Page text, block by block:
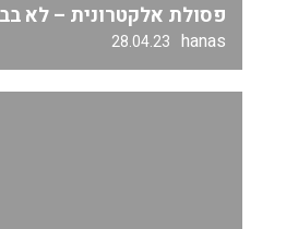
פסולת אלקטרונית – לא
hanas
28.04.23